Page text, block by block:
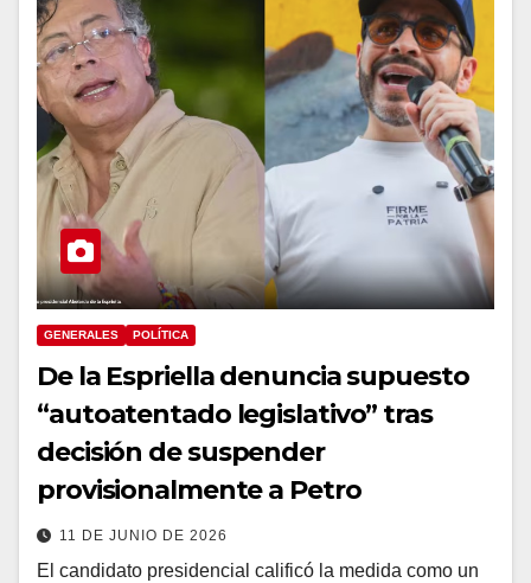
GENERALES POLÍTICA
De la Espriella denuncia supuesto
“autoatentado legislativo” tras
decisión de suspender
provisionalmente a Petro
11 DE JUNIO DE 2026
El candidato presidencial calificó la medida como un